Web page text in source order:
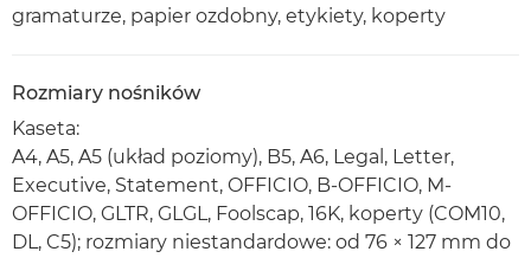
gramaturze, papier ozdobny, etykiety, koperty
Rozmiary nośników
Kaseta:
A4, A5, A5 (układ poziomy), B5, A6, Legal, Letter,
Executive, Statement, OFFICIO, B-OFFICIO, M-
OFFICIO, GLTR, GLGL, Foolscap, 16K, koperty (COM10,
DL, C5); rozmiary niestandardowe: od 76 × 127 mm do